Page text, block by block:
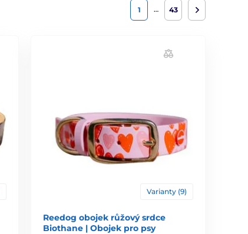
1 … 43
Varianty (9)
Reedog obojek růžový srdce
Biothane | Obojek pro psy